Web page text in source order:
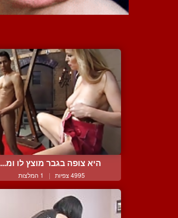
היא צופה בגבר מוצץ לו ומ...
4995 צפיות | 1 המלצות